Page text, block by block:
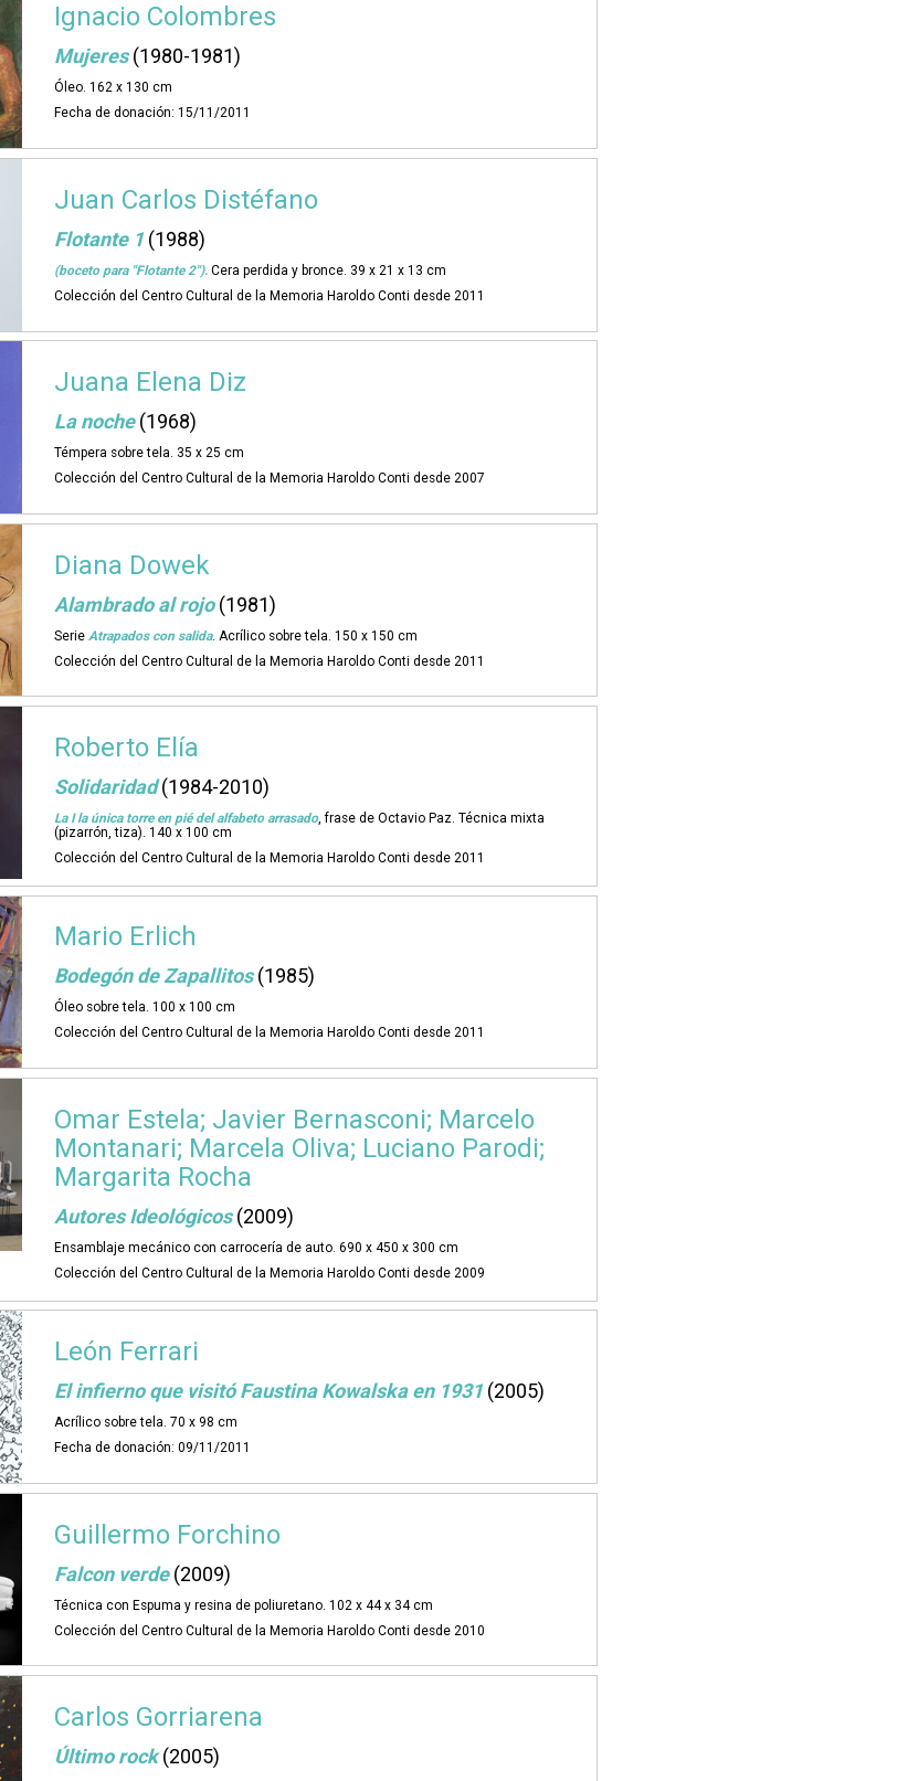
Ignacio Colombres
Mujeres(1980-1981)
Óleo. 162 x 130 cm
Fecha de donación: 15/11/2011
Juan Carlos Distéfano
Flotante 1 (1988)
(boceto para "Flotante 2"). Cera perdida y bronce. 39 x 21 x 13 cm
Colección del Centro Cultural de la Memoria Haroldo Conti desde 2011
Juana Elena Diz
La noche(1968)
Témpera sobre tela. 35 x 25 cm
Colección del Centro Cultural de la Memoria Haroldo Conti desde 2007
Diana Dowek
Alambrado al rojo(1981)
Serie Atrapados con salida. Acrílico sobre tela. 150 x 150 cm
Colección del Centro Cultural de la Memoria Haroldo Conti desde 2011
Roberto Elía
Solidaridad(1984-2010)
La I la única torre en pié del alfabeto arrasado, frase de Octavio Paz. Técnica mixta
(pizarrón, tiza). 140 x 100 cm
Colección del Centro Cultural de la Memoria Haroldo Conti desde 2011
Mario Erlich
Bodegón de Zapallitos(1985)
Óleo sobre tela. 100 x 100 cm
Colección del Centro Cultural de la Memoria Haroldo Conti desde 2011
Omar Estela; Javier Bernasconi; Marcelo
Montanari; Marcela Oliva; Luciano Parodi;
Margarita Rocha
Autores Ideológicos(2009)
Ensamblaje mecánico con carrocería de auto. 690 x 450 x 300 cm
Colección del Centro Cultural de la Memoria Haroldo Conti desde 2009
León Ferrari
El infierno que visitó Faustina Kowalska en 1931 (2005)
Acrílico sobre tela. 70 x 98 cm
Fecha de donación: 09/11/2011
Guillermo Forchino
Falcon verde(2009)
Técnica con Espuma y resina de poliuretano. 102 x 44 x 34 cm
Colección del Centro Cultural de la Memoria Haroldo Conti desde 2010
Carlos Gorriarena
Último rock(2005)